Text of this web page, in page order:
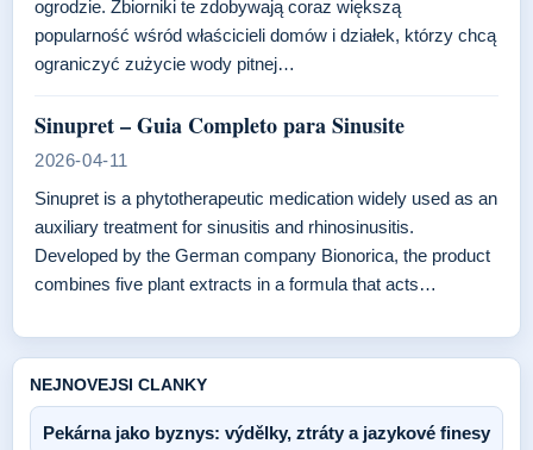
ogrodzie. Zbiorniki te zdobywają coraz większą
popularność wśród właścicieli domów i działek, którzy chcą
ograniczyć zużycie wody pitnej…
Sinupret – Guia Completo para Sinusite
2026-04-11
Sinupret is a phytotherapeutic medication widely used as an
auxiliary treatment for sinusitis and rhinosinusitis.
Developed by the German company Bionorica, the product
combines five plant extracts in a formula that acts…
NEJNOVEJSI CLANKY
Pekárna jako byznys: výdělky, ztráty a jazykové finesy